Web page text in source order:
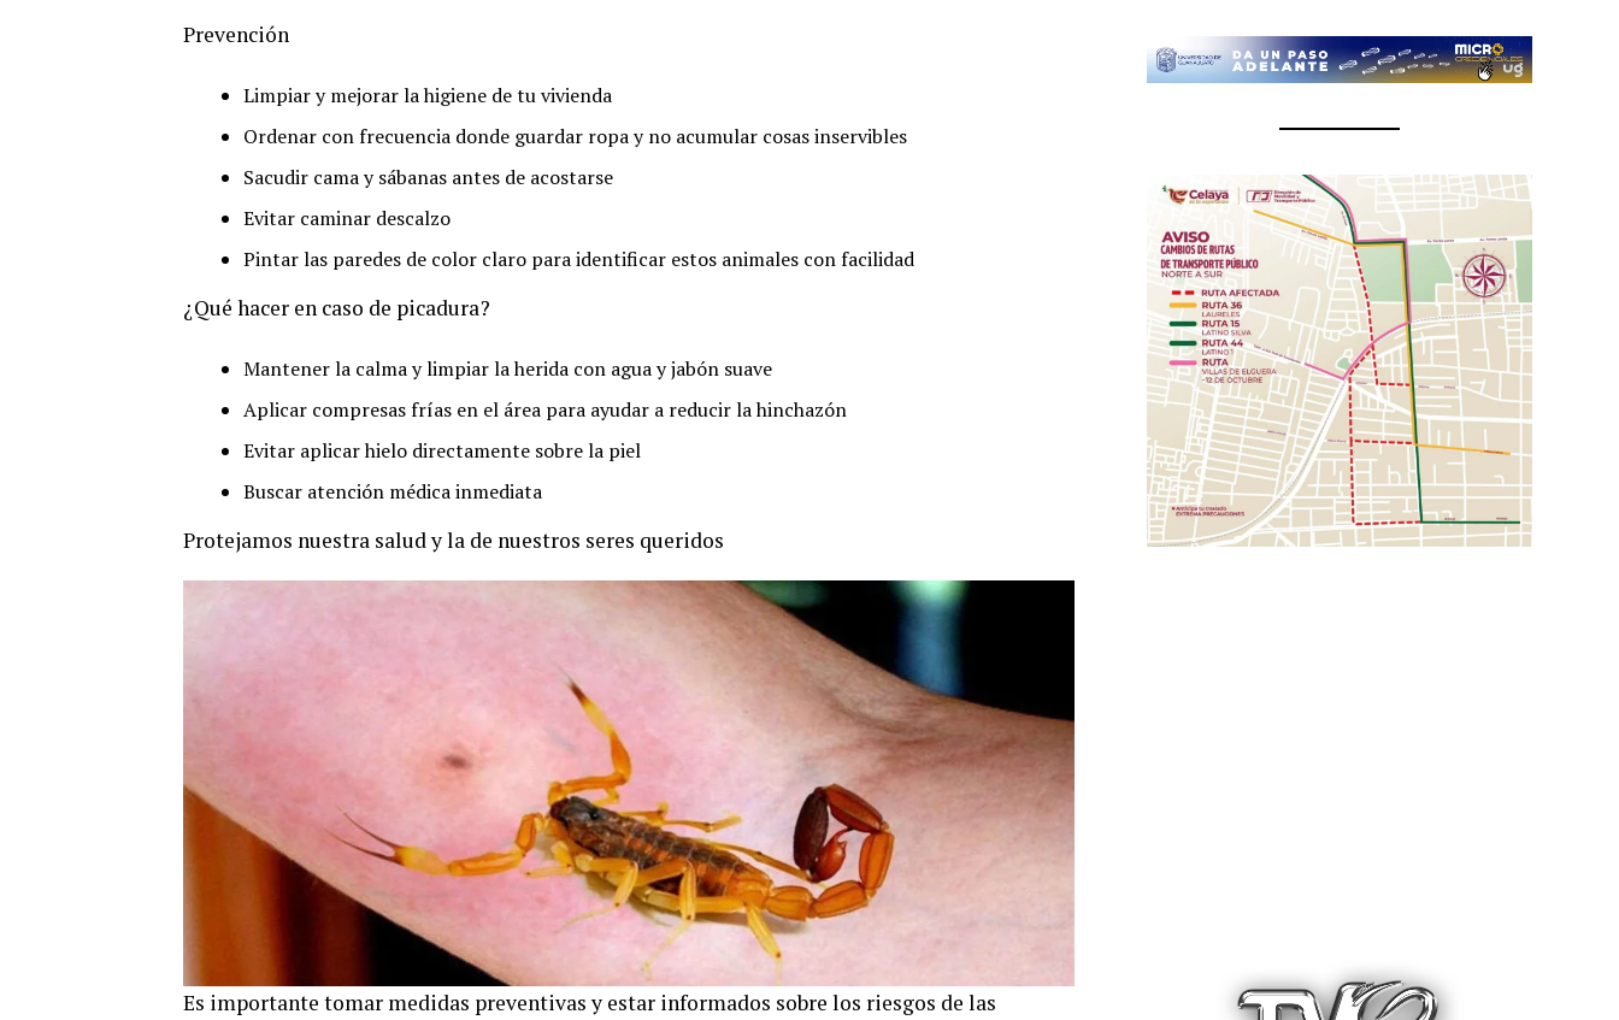
Prevención
Limpiar y mejorar la higiene de tu vivienda
Ordenar con frecuencia donde guardar ropa y no acumular cosas inservibles
Sacudir cama y sábanas antes de acostarse
Evitar caminar descalzo
Pintar las paredes de color claro para identificar estos animales con facilidad
¿Qué hacer en caso de picadura?
Mantener la calma y limpiar la herida con agua y jabón suave
Aplicar compresas frías en el área para ayudar a reducir la hinchazón
Evitar aplicar hielo directamente sobre la piel
Buscar atención médica inmediata
Protejamos nuestra salud y la de nuestros seres queridos
Es importante tomar medidas preventivas y estar informados sobre los riesgos de las